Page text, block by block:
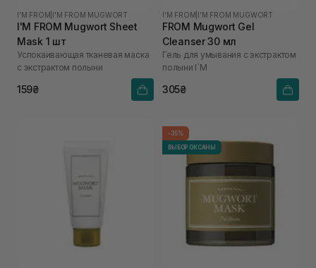
I'M FROM I'M FROM MUGWORT
I'M FROM Mugwort Sheet
Mask 1 шт
Успокаивающая тканевая маска
с экстрактом полыни
159₴
I'M FROM I'M FROM MUGWORT
FROM Mugwort Gel
Cleanser 30 мл
Гель для умывания с экстрактом
полыни I`M
305₴
-35%
ВЫБОР ОКСАНЫ